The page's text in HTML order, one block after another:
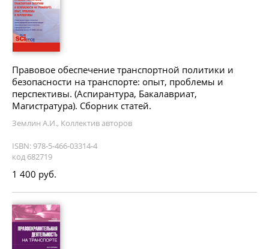
Правовое обеспечение транспортной политики и
безопасности на транспорте: опыт, проблемы и
перспективы. (Аспирантура, Бакалавриат,
Магистратура). Сборник статей.
Землин А.И., Коллектив авторов
ISBN: 978-5-466-03314-4
код 682719
1 400 руб.